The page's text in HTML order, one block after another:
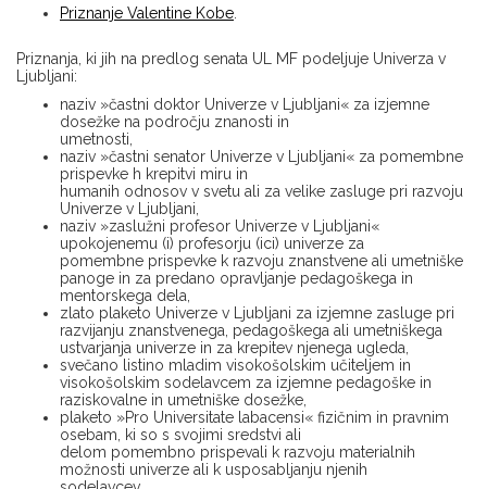
Priznanje Valentine Kobe
Priznanja, ki jih na predlog senata UL MF podeljuje Univerza v
Ljubljani:
naziv »častni doktor Univerze v Ljubljani« za izjemne
dosežke na področju znanosti in
umetnosti,
naziv »častni senator Univerze v Ljubljani« za pomembne
prispevke h krepitvi miru in
humanih odnosov v svetu ali za velike zasluge pri razvoju
Univerze v Ljubljani,
naziv »zaslužni profesor Univerze v Ljubljani«
upokojenemu (i) profesorju (ici) univerze za
pomembne prispevke k razvoju znanstvene ali umetniške
panoge in za predano opravljanje pedagoškega in
mentorskega dela,
zlato plaketo Univerze v Ljubljani za izjemne zasluge pri
razvijanju znanstvenega, pedagoškega ali umetniškega
ustvarjanja univerze in za krepitev njenega ugleda,
svečano listino mladim visokošolskim učiteljem in
visokošolskim sodelavcem za izjemne pedagoške in
raziskovalne in umetniške dosežke,
plaketo »Pro Universitate labacensi« fizičnim in pravnim
osebam, ki so s svojimi sredstvi ali
delom pomembno prispevali k razvoju materialnih
možnosti univerze ali k usposabljanju njenih